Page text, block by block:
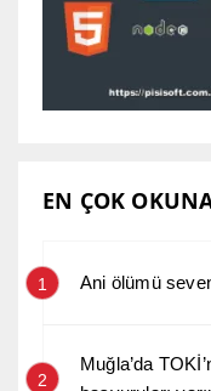
EN ÇOK
1 Ani ölümü
2
Muğla’da